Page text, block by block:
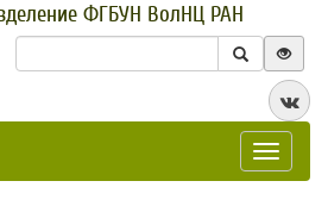
ФГБУН ВолНЦ РАН
Toggle